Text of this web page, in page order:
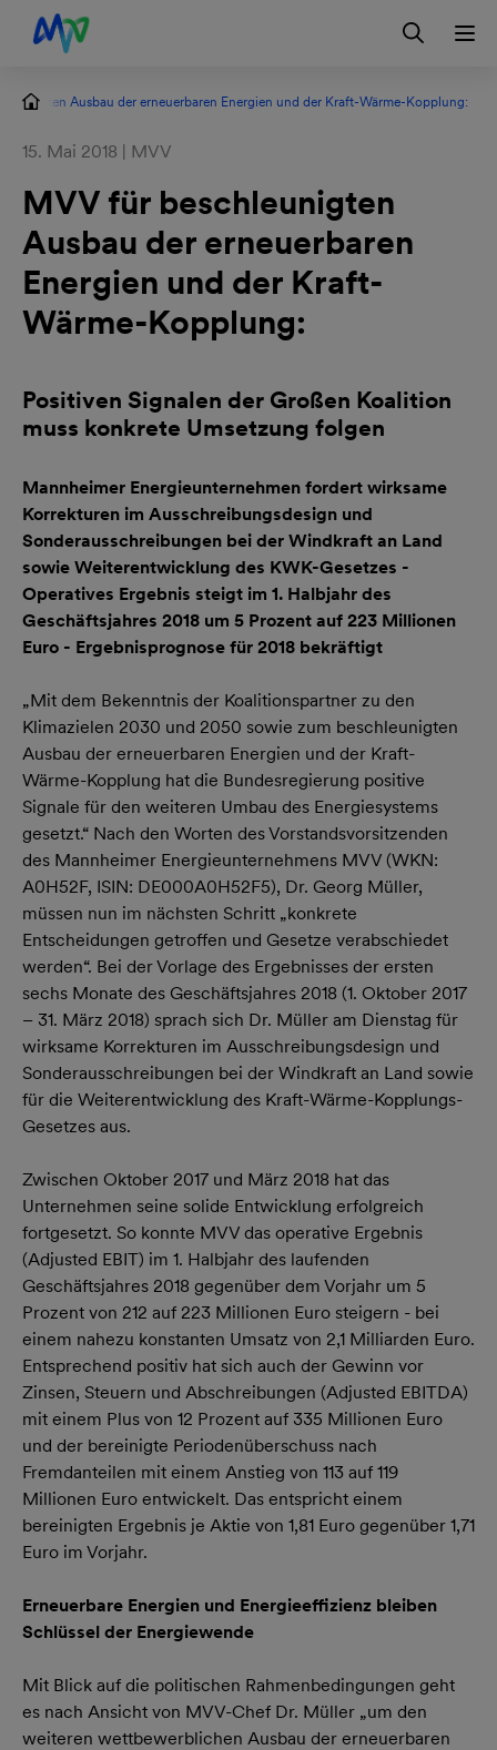
Zur Hauptnavigation springen
Zum Hauptinhalt springen
Zur Footernavigation springen
Kontakt EN Login
Ausbau der erneuerbaren Energien und der Kraft-Wärme-Kopplung:
15. Mai 2018 | MVV
MVV für beschleunigten
Ausbau der erneuerbaren
Energien und der Kraft-
Wärme-Kopplung:
Positiven Signalen der Großen Koalition
muss konkrete Umsetzung folgen
Mannheimer Energieunternehmen fordert wirksame
Korrekturen im Ausschreibungsdesign und
Sonderausschreibungen bei der Windkraft an Land
sowie Weiterentwicklung des KWK-Gesetzes -
Operatives Ergebnis steigt im 1. Halbjahr des
Geschäftsjahres 2018 um 5 Prozent auf 223 Millionen
Euro - Ergebnisprognose für 2018 bekräftigt
„Mit dem Bekenntnis der Koalitionspartner zu den
Klimazielen 2030 und 2050 sowie zum beschleunigten
Ausbau der erneuerbaren Energien und der Kraft-
Wärme-Kopplung hat die Bundesregierung positive
Signale für den weiteren Umbau des Energiesystems
gesetzt.“ Nach den Worten des Vorstandsvorsitzenden
des Mannheimer Energieunternehmens MVV (WKN:
A0H52F, ISIN: DE000A0H52F5), Dr. Georg Müller,
müssen nun im nächsten Schritt „konkrete
Entscheidungen getroffen und Gesetze verabschiedet
werden“. Bei der Vorlage des Ergebnisses der ersten
sechs Monate des Geschäftsjahres 2018 (1. Oktober 2017
– 31. März 2018) sprach sich Dr. Müller am Dienstag für
wirksame Korrekturen im Ausschreibungsdesign und
Sonderausschreibungen bei der Windkraft an Land sowie
für die Weiterentwicklung des Kraft-Wärme-Kopplungs-
Gesetzes aus.
Zwischen Oktober 2017 und März 2018 hat das
Unternehmen seine solide Entwicklung erfolgreich
fortgesetzt. So konnte MVV das operative Ergebnis
(Adjusted EBIT) im 1. Halbjahr des laufenden
Geschäftsjahres 2018 gegenüber dem Vorjahr um 5
Prozent von 212 auf 223 Millionen Euro steigern - bei
einem nahezu konstanten Umsatz von 2,1 Milliarden Euro.
Entsprechend positiv hat sich auch der Gewinn vor
Zinsen, Steuern und Abschreibungen (Adjusted EBITDA)
mit einem Plus von 12 Prozent auf 335 Millionen Euro
und der bereinigte Periodenüberschuss nach
Fremdanteilen mit einem Anstieg von 113 auf 119
Millionen Euro entwickelt. Das entspricht einem
bereinigten Ergebnis je Aktie von 1,81 Euro gegenüber 1,71
Euro im Vorjahr.
Erneuerbare Energien und Energieeffizienz bleiben
Schlüssel der Energiewende
Mit Blick auf die politischen Rahmenbedingungen geht
es nach Ansicht von MVV-Chef Dr. Müller „um den
weiteren wettbewerblichen Ausbau der erneuerbaren